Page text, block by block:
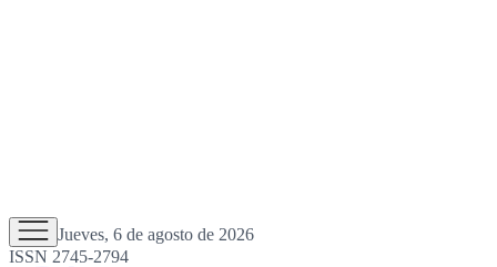
Jueves, 6 de agosto de 2026
ISSN 2745-2794